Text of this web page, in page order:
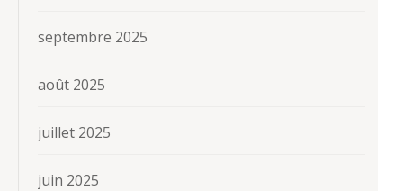
septembre 2025
août 2025
juillet 2025
juin 2025